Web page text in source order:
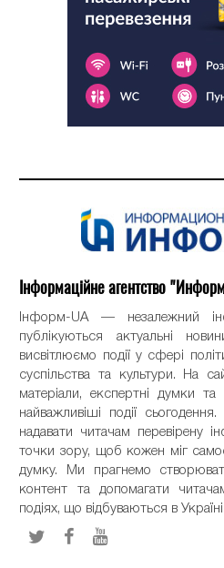
Інформаційне агентство
Інформ-UA — незалежний
публікуються актуальні
висвітлюємо події у сфері
суспільства та культури. На
матеріали, експертні думки
найважливіші події
надавати читачам перевірену
точки зору, щоб кожен міг
думку. Ми прагнемо
контент та допомагати
подіях, що відбуваються в Україні